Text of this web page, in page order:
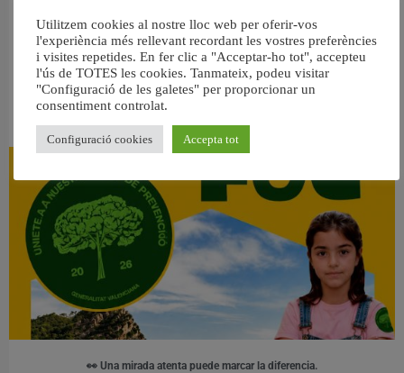
RELACIONAT
👀 Una mirada atenta puede marcar la diferencia.
Utilitzem cookies al nostre lloc web per oferir-vos
l'experiència més rellevant recordant les vostres preferències
i visites repetides. En fer clic a "Acceptar-ho tot", accepteu
l'ús de TOTES les cookies. Tanmateix, podeu visitar
"Configuració de les galetes" per proporcionar un
consentiment controlat.
Configuració cookies Accepta tot